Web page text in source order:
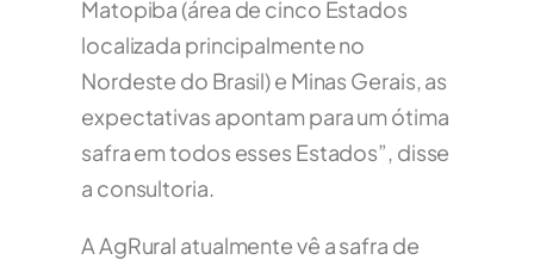
Matopiba (área de cinco Estados
localizada principalmente no
Nordeste do Brasil) e Minas Gerais, as
expectativas apontam para um ótima
safra em todos esses Estados”, disse
a consultoria.
A AgRural atualmente vê a safra de